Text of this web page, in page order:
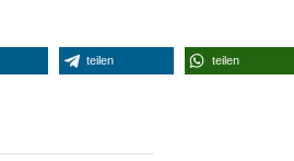
teilen teilen